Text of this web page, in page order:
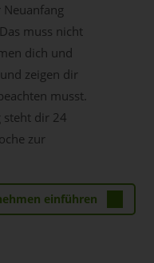
Neuanfang
muss nicht
dich und
zeigen dir
musst.
steht dir 24
zur
einführen